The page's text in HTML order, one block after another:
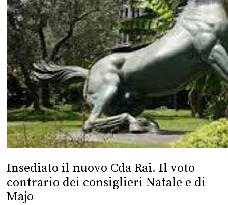
Insediato il nuovo Cda Rai. Il voto
contrario dei consiglieri Natale e di
Majo